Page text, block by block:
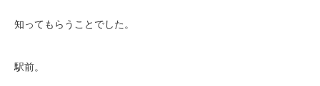
知ってもらうことでした。
駅前。